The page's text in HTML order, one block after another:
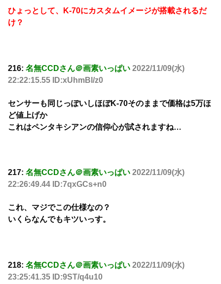
ひょっとして、K-70にカスタムイメージが搭載されるだ
け？
216: 名無CCDさん＠画素いっぱい 2022/11/09(水)
22:22:15.55 ID:xUhmBl/z0
センサーも同じっぽいしほぼK-70そのままで価格は5万ほ
ど値上げか
これはペンタキシアンの信仰心が試されますね…
217: 名無CCDさん＠画素いっぱい 2022/11/09(水)
22:26:49.44 ID:7qxGCs+n0
これ、マジでこの仕様なの？
いくらなんでもキツいっす。
218: 名無CCDさん＠画素いっぱい 2022/11/09(水)
23:25:41.35 ID:9ST/q4u10